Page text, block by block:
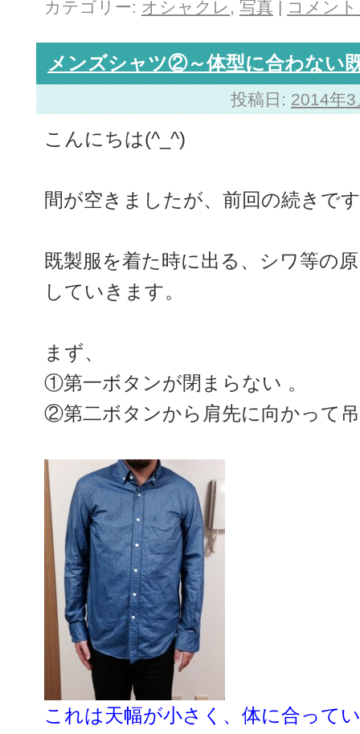
カテゴリー: オシャクレ 写真 | コメン
メンズシャツ②～体型に合わない
投稿日: 2014年3
こんにちは(^_^)
間が空きましたが、前回の続きで
既製服を着た時に出る、シワ等の
していきます。
まず、
①第一ボタンが閉まらない 。
②第二ボタンから肩先に向かって
これは天幅が小さく、体に合って